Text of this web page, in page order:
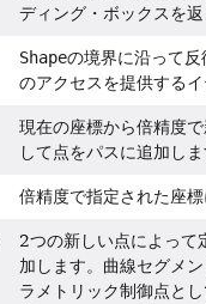
ディング・ボックスを返
Shapeの境界に沿って反
のアクセスを提供する
現在の座標から倍精度
して点をパスに追加しま
倍精度で指定された座
2つの新しい点によって
加します。曲線セグメ
ラメトリック制御点と